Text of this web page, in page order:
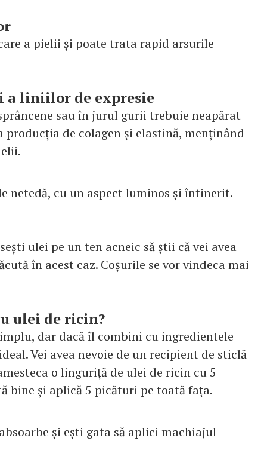
a pielii și poate trata rapid arsurile
a liniilor de expresie
sau în jurul gurii trebuie neapărat
producția de colagen și elastină, menținând
netedă, cu un aspect luminos și întinerit.
ulei pe un ten acneic să știi că vei avea
în acest caz. Coșurile se vor vindeca mai
ulei de ricin?
dar dacă îl combini cu ingredientele
Vei avea nevoie de un recipient de sticlă
o linguriță de ulei de ricin cu 5
bine și aplică 5 picături pe toată fața.
și ești gata să aplici machiajul